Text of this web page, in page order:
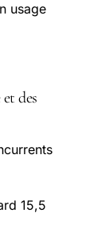
usage
des
15,5